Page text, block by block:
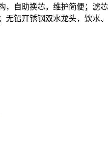
，自助换芯，维护简便；滤芯
无铅丌锈钢双水龙头，饮水、